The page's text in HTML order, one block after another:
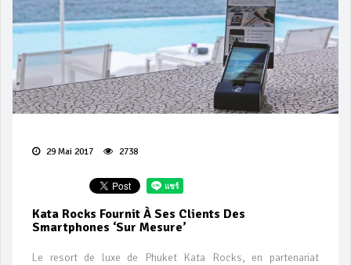
29 Mai 2017 2738
Kata Rocks Fournit À Ses Clients Des
Smartphones ‘sur Mesure’
Le resort de luxe de Phuket Kata Rocks, en partenariat